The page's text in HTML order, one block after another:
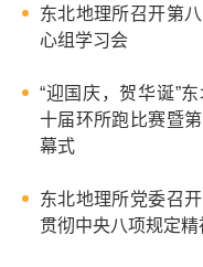
东北地理所召开第
心组学习会
“迎国庆，贺华诞”
十届环所跑比赛暨
幕式
东北地理所党委召
贯彻中央八项规定